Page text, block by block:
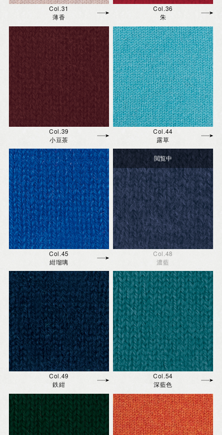
Col.31
薄香
Col.36
朱
Col.39
小豆茶
Col.44
露草
Col.45
紺瑠璃
Col.48
濃藍
Col.49
鉄紺
Col.54
深藍色